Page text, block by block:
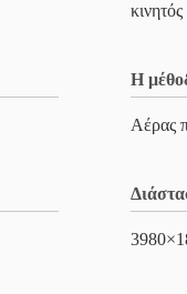
κινητός
Η
Αέρας